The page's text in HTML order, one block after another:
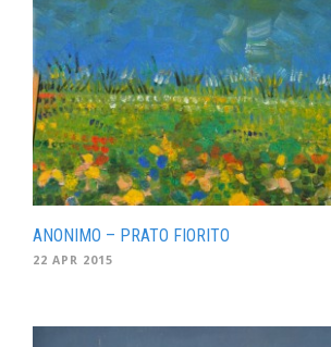
ANONIMO – PRATO FIORITO
22 APR 2015